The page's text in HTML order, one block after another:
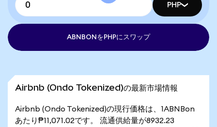
PHP
ABNBONをPHPにスワップ
Airbnb (Ondo Tokenized)の最新市場情報
Airbnb (Ondo Tokenized)の現行価格は、1ABNBon
あたり₱11,071.02です。 流通供給量が8932.23